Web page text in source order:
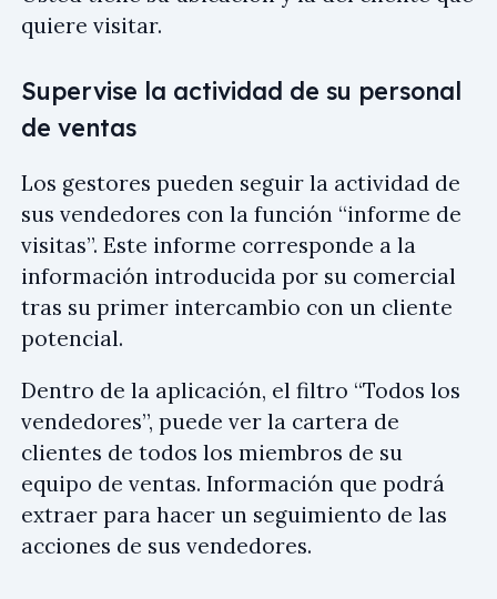
quiere visitar.
Supervise la actividad de su personal
de ventas
Los gestores pueden seguir la actividad de
sus vendedores con la función “informe de
visitas”. Este informe corresponde a la
información introducida por su comercial
tras su primer intercambio con un cliente
potencial.
Dentro de la aplicación, el filtro “Todos los
vendedores”, puede ver la cartera de
clientes de todos los miembros de su
equipo de ventas. Información que podrá
extraer para hacer un seguimiento de las
acciones de sus vendedores.